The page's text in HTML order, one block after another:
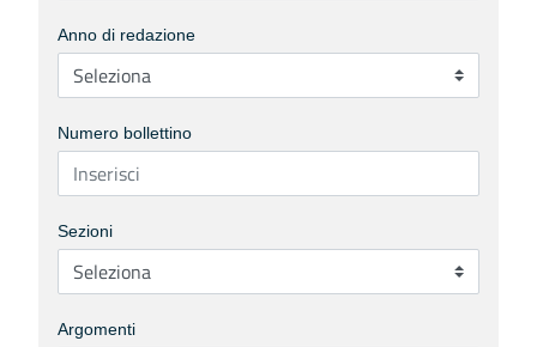
Anno di redazione
Numero bollettino
Sezioni
Argomenti